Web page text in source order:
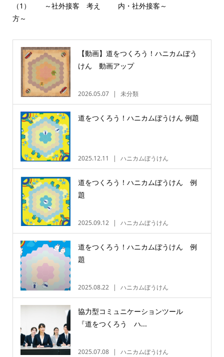
（1） ～社外接客 考え
方～
内・社外接客～
【動画】道をつくろう！ハニカムぼう
けん 動画アップ
2026.05.07 未分類
道をつくろう！ハニカムぼうけん 例題
2025.12.11 ハニカムぼうけん
道をつくろう！ハニカムぼうけん 例
題
2025.09.12 ハニカムぼうけん
道をつくろう！ハニカムぼうけん 例
題
2025.08.22 ハニカムぼうけん
協力型コミュニケーションツール
『道をつくろう ハ...
2025.07.08 ハニカムぼうけん